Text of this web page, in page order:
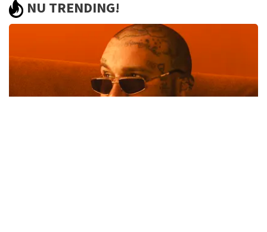
Prima
De recensie is vertaaldOrigineel weergeven
NU TRENDING!